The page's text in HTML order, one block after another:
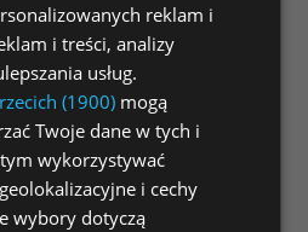
reklam i
i treści, analizy
usług.
(1900) mogą
Twoje dane w tych i
wykorzystywać
i cechy
wybory dotyczą